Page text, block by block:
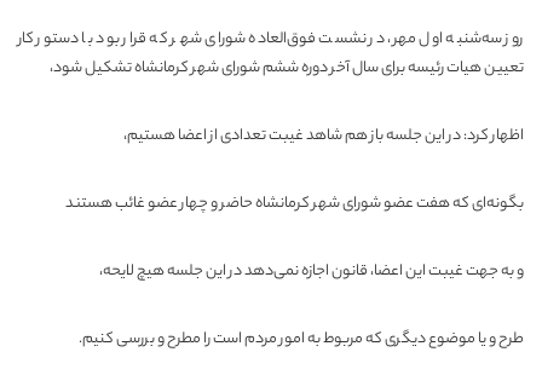
روز سه‌شنبه اول مهر، در نشست فوق‌العاده شورای شهر که قرار بود با دستور کار
تعیین هیات رئیسه برای سال آخر دوره ششم شورای شهر کرمانشاه تشکیل شود،
اظهار کرد: در این جلسه باز هم شاهد غیبت تعدادی از اعضا هستیم،
بگونه‌ای که هفت عضو شورای شهر کرمانشاه حاضر و چهار عضو غائب هستند
و به جهت غیبت این اعضا، قانون اجازه نمی‌دهد در این جلسه هیچ لایحه،
طرح و یا موضوع دیگری که مربوط به امور مردم است را مطرح و بررسی کنیم.